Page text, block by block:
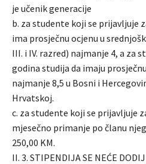
je učenik generacije
b. za studente koji se prijavljuje
ima prosječnu ocjenu u
III. i IV. razred) najmanje 4, a za
godina studija da imaju
najmanje 8,5 u Bosni i
Hrvatskoj.
c. za studente koji se prijavljuje
mjesečno primanje po članu
250,00 KM.
II. 3. STIPENDIJA SE NEĆE